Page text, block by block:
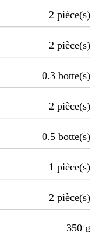
2 pièce(s)
2 pièce(s)
0.3 botte(s)
2 pièce(s)
0.5 botte(s)
1 pièce(s)
2 pièce(s)
350 g